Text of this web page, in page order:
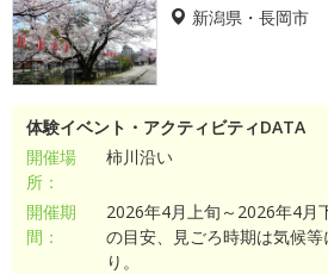
新潟県・長岡市
体験イベント・アクティビティDATA
開催場
所：
柿川沿い
開催期
間：
2026年4月上旬～2026年4月
の目安、見ごろ時期は気候
り。